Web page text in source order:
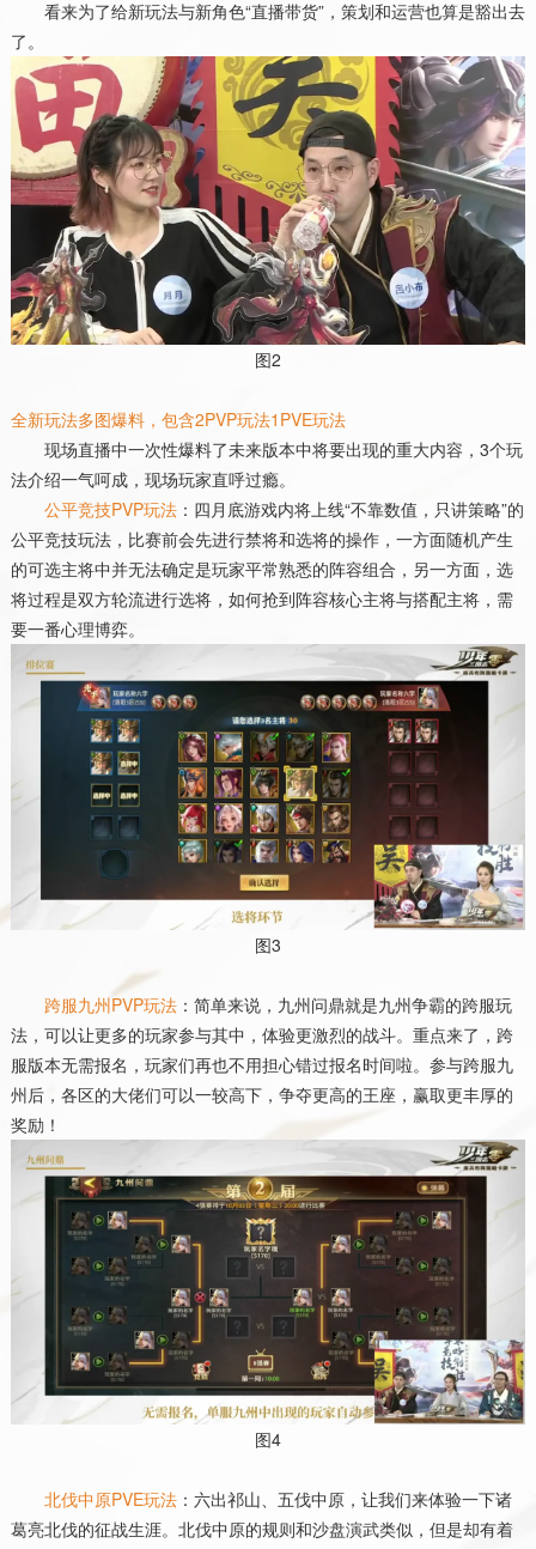
看来为了给新玩法与新角色“直播带货”，策划和运营也算是豁出去
了。
图2
全新玩法多图爆料，包含2PVP玩法1PVE玩法
现场直播中一次性爆料了未来版本中将要出现的重大内容， 3个玩
法介绍一气呵成，现场玩家直呼过瘾。
公平竞技PVP玩法：四月底游戏内将上线“不靠数值，只讲策略”的
公平竞技玩法，比赛前会先进行禁将和选将的操作，一方面随机产生
的可选主将中并无法确定是玩家平常熟悉的阵容组合，另一方面，选
将过程是双方轮流进行选将，如何抢到阵容核心主将与搭配主将，需
要一番心理博弈。
图3
跨服九州PVP玩法：简单来说，九州问鼎就是九州争霸的跨服玩
法，可以让更多的玩家参与其中，体验更激烈的战斗。重点来了，跨
服版本无需报名，玩家们再也不用担心错过报名时间啦。参与跨服九
州后，各区的大佬们可以一较高下，争夺更高的王座，赢取更丰厚的
奖励！
图4
北伐中原PVE玩法：六出祁山、五伐中原，让我们来体验一下诸
葛亮北伐的征战生涯。北伐中原的规则和沙盘演武类似，但是却有着